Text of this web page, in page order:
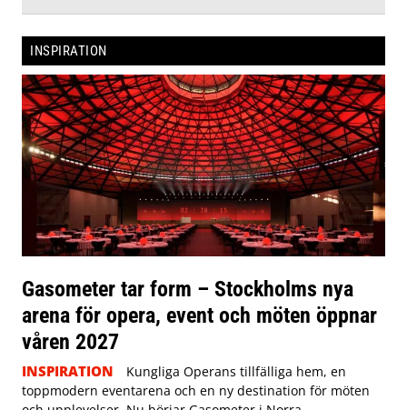
INSPIRATION
Gasometer tar form – Stockholms nya
arena för opera, event och möten öppnar
våren 2027
INSPIRATION
Kungliga Operans tillfälliga hem, en
toppmodern eventarena och en ny destination för möten